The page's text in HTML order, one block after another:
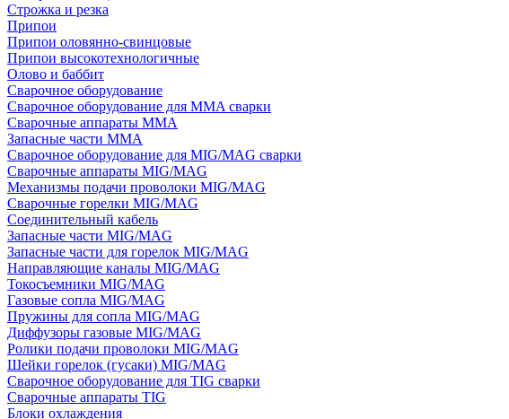
Строжка и резка
Припои
Припои оловянно-свинцовые
Припои высокотехнологичные
Олово и баббит
Сварочное оборудование
Сварочное оборудование для MMA сварки
Сварочные аппараты MMA
Запасные части MMA
Сварочное оборудование для MIG/MAG сварки
Сварочные аппараты MIG/MAG
Механизмы подачи проволоки MIG/MAG
Сварочные горелки MIG/MAG
Соединительный кабель
Запасные части MIG/MAG
Запасные части для горелок MIG/MAG
Направляющие каналы MIG/MAG
Токосъемники MIG/MAG
Газовые сопла MIG/MAG
Пружины для сопла MIG/MAG
Диффузоры газовые MIG/MAG
Ролики подачи проволоки MIG/MAG
Шейки горелок (гусаки) MIG/MAG
Сварочное оборудование для TIG сварки
Сварочные аппараты TIG
Блоки охлаждения